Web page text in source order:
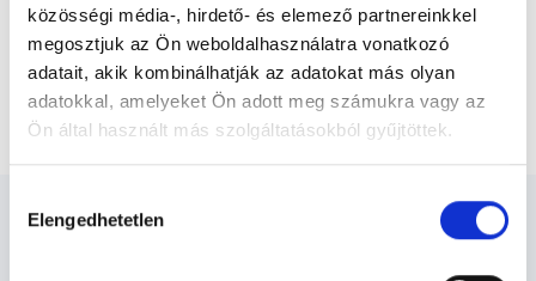
közösségi média-, hirdető- és elemező partnereinkkel
megosztjuk az Ön weboldalhasználatra vonatkozó
adatait, akik kombinálhatják az adatokat más olyan
adatokkal, amelyeket Ön adott meg számukra vagy az
Ön által használt más szolgáltatásokból gyűjtöttek.
szabályzat:https://foglaljorvost.hu/info/foglaljorvost-
kiválasztása
Elengedhetetlen
Főoldal Reumatológus
Ízületi punktátum vizsgálata